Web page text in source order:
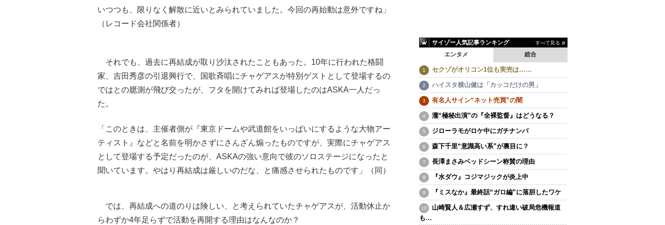
いつつも、限りなく解散に近いとみられていました。今回の再始動は意外ですね」
（レコード会社関係者）
それでも、過去に再結成が取り沙汰されたこともあった。10年に行われた格闘
家、吉田秀彦の引退興行で、国歌斉唱にチャゲアスが特別ゲストとして登場するの
ではとの臆測が飛び交ったが、フタを開けてみれば登場したのはASKA一人だっ
た。
「このときは、主催者側が『東京ドームや武道館をいっぱいにするような大物アー
ティスト』などと名前を明かさずにさんざん煽ったものですが、実際にチャゲアス
として登場する予定だったのが、ASKAの強い意向で彼のソロステージになったと
聞いています。やはり再結成は厳しいのだな、と痛感させられたものです」（同）
では、再結成への道のりは険しい、と考えられていたチャゲアスが、活動休止か
らわずか4年足らずで活動を再開する理由はなんなのか？
サイゾー人気記事ランキング すべて見る
エンタメ 総合
セクゾがオリコン1位も実売は……
ハイスタ横山健は「カッコだけの男」
有名人サイン“ネット売買”の闇
瀧“極秘出演”の『全裸監督』はどうなる？
ジローラモがロケ中にガチナンパ
森下千里“意識高い系”が裏目に？
長澤まさみベッドシーン称賛の理由
『水ダウ』コジマジックが炎上中
『ミスなか』最終話“ガロ編”に落胆したワケ
山崎賢人＆広瀬すず、すれ違い破局危機報道
も…